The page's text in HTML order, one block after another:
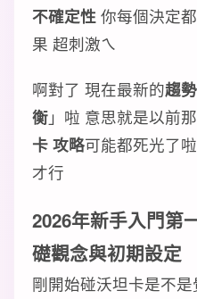
不確定性 你每個決定
果 超刺激ㄟ
啊對了 現在最新的趨勢
衡」啦 意思就是以前
卡 攻略可能都死光了
才行
2026年新手入門第
礎觀念與初期設定
剛開始碰沃坦卡是不